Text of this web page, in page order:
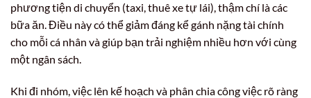
phương tiện di chuyển (taxi, thuê xe tự lái), thậm chí là các
bữa ăn. Điều này có thể giảm đáng kể gánh nặng tài chính
cho mỗi cá nhân và giúp bạn trải nghiệm nhiều hơn với cùng
một ngân sách.
Khi đi nhóm, việc lên kế hoạch và phân chia công việc rõ ràng